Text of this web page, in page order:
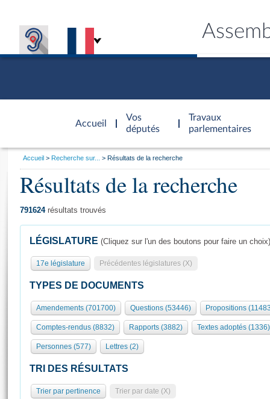
Accueil
d'accueil
Vos
députés
Travaux
parlementaires
Présidence
577 députés
Groupes politiques
Élections législatives
Séance publique
Commissions et autres organes
Europe et International
Contrôle et évaluation
Congrès
Pétitions
Général
Rôle et pouvoirs de l'Assemblée
Organisation de l'Assemblée
Présidence Conférence des Présidents Bureau Collège des
Statistiques et chiffres clés
Transparence et déontologie
Visiter l'Assemblée
Visite virtuelle du palais Bourbon
Assister à une séance
Accès des chercheurs à l’Assemblée
Les évènements
Vous
Accueil Recherche sur... Résultats de la recherche
Résultats de la recherche
791624résultats trouvés
LÉGISLATURE (Cliquez sur l'un des boutons pour faire un choix)
17e législature Précédentes législatures (X)
TYPES DE DOCUMENTS
Amendements (701700) Questions (53446) Propositions
Comptes-rendus (8832) Rapports (3882) Textes adoptés (1336)
Personnes (577) Lettres (2)
TRI DES RÉSULTATS
Trier par pertinence Trier par date (X)